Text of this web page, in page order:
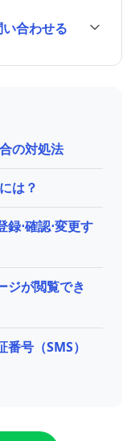
合わせる
の​対処法
は？
⋅確認⋅変更す
ジが閲覧でき
号（SMS）